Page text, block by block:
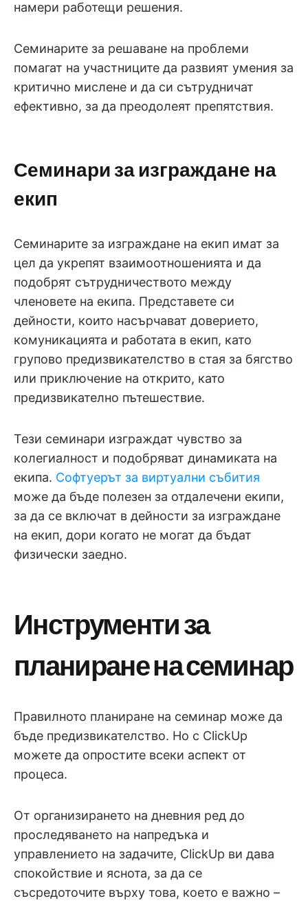
намери работещи решения.
Семинарите за решаване на проблеми
помагат на участниците да развият умения за
критично мислене и да си сътрудничат
ефективно, за да преодолеят препятствия.
Семинари за изграждане на
екип
Семинарите за изграждане на екип имат за
цел да укрепят взаимоотношенията и да
подобрят сътрудничеството между
членовете на екипа. Представете си
дейности, които насърчават доверието,
комуникацията и работата в екип, като
групово предизвикателство в стая за бягство
или приключение на открито, като
предизвикателно пътешествие.
Тези семинари изграждат чувство за
колегиалност и подобряват динамиката на
екипа. Софтуерът за виртуални събития
може да бъде полезен за отдалечени екипи,
за да се включат в дейности за изграждане
на екип, дори когато не могат да бъдат
физически заедно.
Инструменти за
планиране на семинар
Правилното планиране на семинар може да
бъде предизвикателство. Но с ClickUp
можете да опростите всеки аспект от
процеса.
От организирането на дневния ред до
проследяването на напредъка и
управлението на задачите, ClickUp ви дава
спокойствие и яснота, за да се
съсредоточите върху това, което е важно –